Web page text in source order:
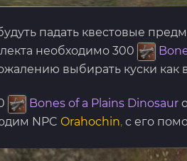
падать квестовые
необходимо 300
выбирать куски
Bones of a Plains Dinosaur
NPC Orahochin, с его